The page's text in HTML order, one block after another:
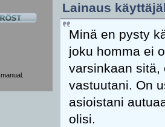
Lainaus
Minä en pysty
joku homma ei
varsinkaan sitä,
vastuutani. On
asioistani
olisi.